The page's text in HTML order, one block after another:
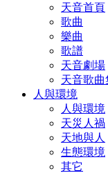
天音首頁
歌曲
樂曲
歌譜
天音劇場
天音歌曲
人與環境
人與環境
天災人禍
天地與人
生態環境
其它